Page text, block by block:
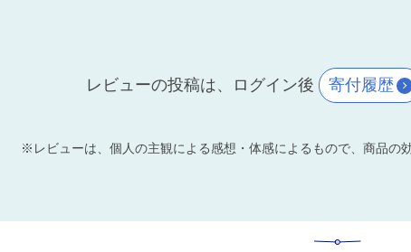
レビューの投稿は、ログイン後 寄付履歴
※レビューは、個人の主観による感想・体感によるもので、商品の